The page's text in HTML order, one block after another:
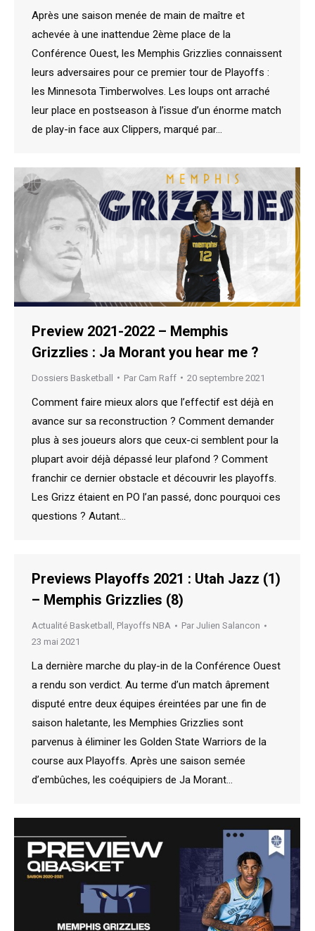
Après une saison menée de main de maître et
achevée à une inattendue 2ème place de la
Conférence Ouest, les Memphis Grizzlies connaissent
leurs adversaires pour ce premier tour de Playoffs :
les Minnesota Timberwolves. Les loups ont arraché
leur place en postseason à l’issue d’un énorme match
de play-in face aux Clippers, marqué par…
Preview 2021-2022 – Memphis
Grizzlies : Ja Morant you hear me ?
Dossiers Basketball Par Cam Raff 20 septembre 2021
Comment faire mieux alors que l’effectif est déjà en
avance sur sa reconstruction ? Comment demander
plus à ses joueurs alors que ceux-ci semblent pour la
plupart avoir déjà dépassé leur plafond ? Comment
franchir ce dernier obstacle et découvrir les playoffs.
Les Grizz étaient en PO l’an passé, donc pourquoi ces
questions ? Autant…
Previews Playoffs 2021 : Utah Jazz (1)
– Memphis Grizzlies (8)
Actualité Basketball , Playoffs NBA Par Julien Salancon
23 mai 2021
La dernière marche du play-in de la Conférence Ouest
a rendu son verdict. Au terme d’un match âprement
disputé entre deux équipes éreintées par une fin de
saison haletante, les Memphies Grizzlies sont
parvenus à éliminer les Golden State Warriors de la
course aux Playoffs. Après une saison semée
d’embûches, les coéquipiers de Ja Morant…